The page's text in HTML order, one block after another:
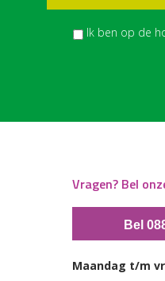
Ik ben op de
Vragen? Bel
Bel
Maandag t/m